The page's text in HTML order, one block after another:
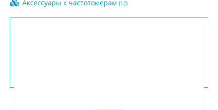
Аксессуары к частотомерам (12)